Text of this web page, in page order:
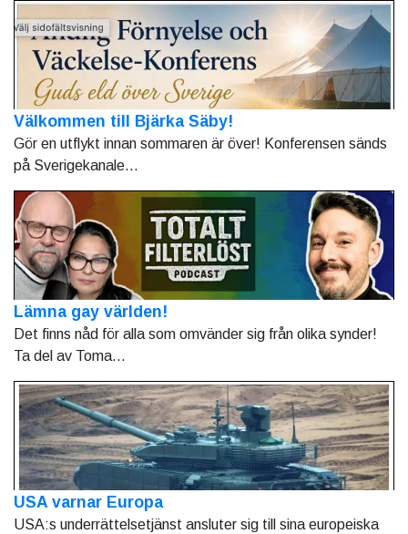
Välkommen till Bjärka Säby!
Gör en utflykt innan sommaren är över! Konferensen sänds
på Sverigekanale...
Lämna gay världen!
Det finns nåd för alla som omvänder sig från olika synder!
Ta del av Toma...
USA varnar Europa
USA:s underrättelsetjänst ansluter sig till sina europeiska